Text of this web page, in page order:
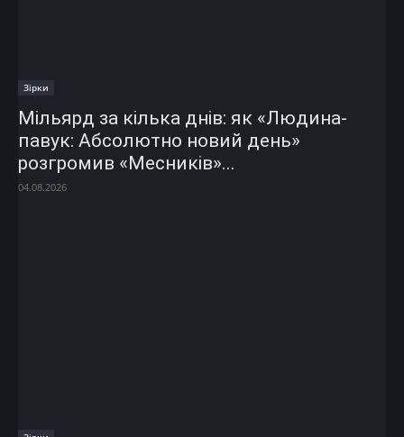
Зірки
Мільярд за кілька днів: як «Людина-
павук: Абсолютно новий день»
розгромив «Месників»...
04.08.2026